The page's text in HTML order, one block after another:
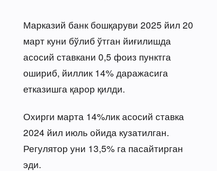
Марказий банк бошқаруви 2025 йил 20
март куни бўлиб ўтган йиғилишда
асосий ставкани 0,5 фоиз пунктга
ошириб, йиллик 14% даражасига
етказишга қарор қилди.
Охирги марта 14%лик асосий ставка
2024 йил июль ойида кузатилган.
Регулятор уни 13,5% га пасайтирган
эди.